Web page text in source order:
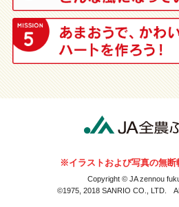
※イラストおよび写真の無断
Copyright © JA zennou
©1975, 2018 SANRIO CO., LTD.